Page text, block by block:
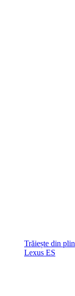
Trăiește din plin
Lexus ES